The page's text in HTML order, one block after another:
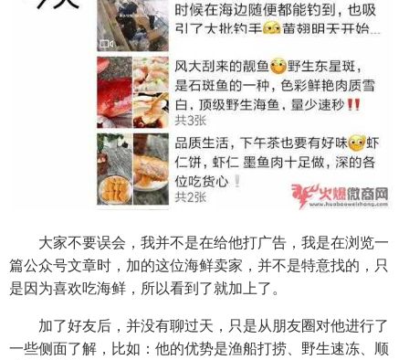
大家不要误会，我并不是在给他打广告，我是在浏览一
篇公众号文章时，加的这位海鲜卖家，并不是特意找的，只
是因为喜欢吃海鲜，所以看到了就加上了。
加了好友后，并没有聊过天，只是从朋友圈对他进行了
一些侧面了解，比如：他的优势是渔船打捞、野生速冻、顺